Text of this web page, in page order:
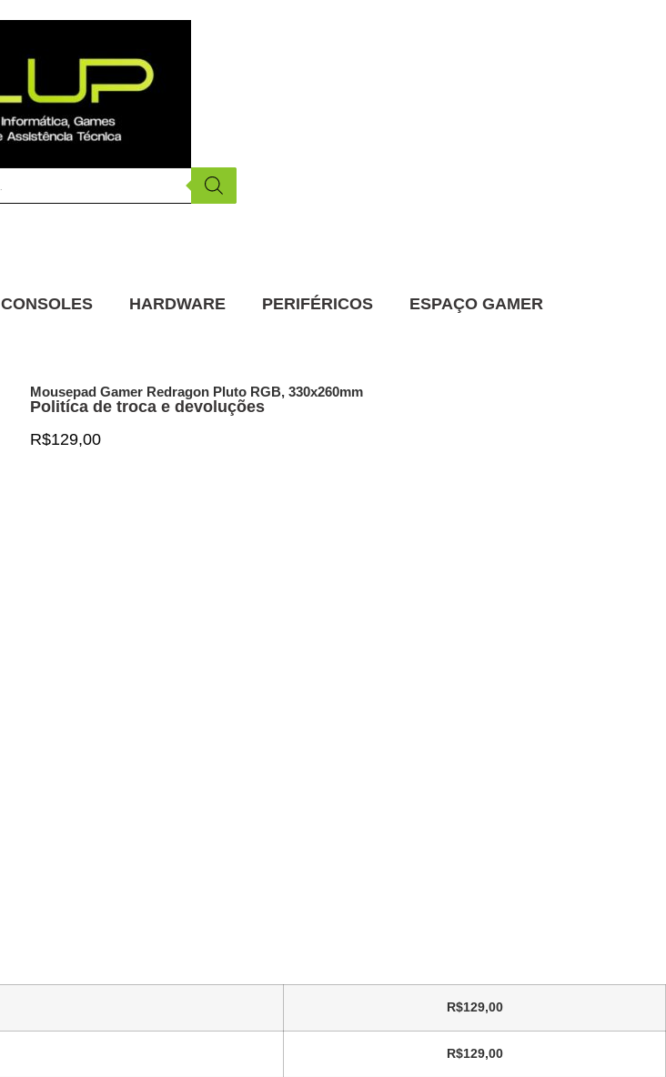
CONSOLES HARDWARE PERIFÉRICOS ESPAÇO GAMER
Mousepad Gamer Redragon Pluto RGB, 330x260mm
Politíca de troca e devoluções
R$129,00
R$129,00
R$129,00